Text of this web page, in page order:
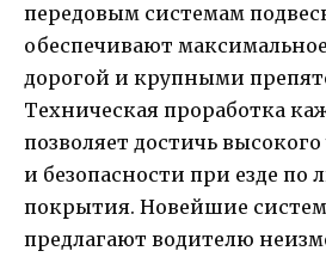
передовым системам
обеспечивают
дорогой и крупными
Техническая проработка
позволяет достичь
и безопасности при езде по
покрытия. Новейшие
предлагают водителю